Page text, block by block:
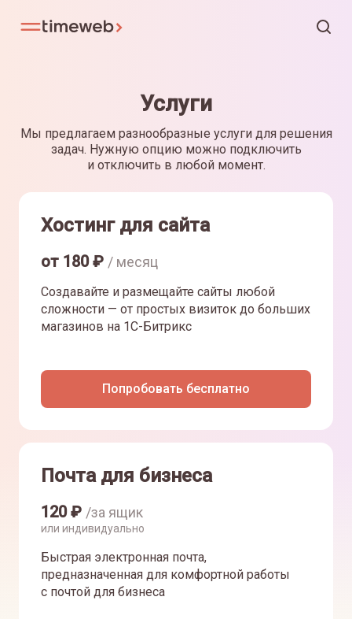
Услуги
Мы предлагаем разнообразные услуги для решения
задач. Нужную опцию можно подключить
и отключить в любой момент.
Хостинг для сайта
от 180₽ / месяц
Создавайте и размещайте сайты любой
сложности — от простых визиток до больших
магазинов на 1С-Битрикс
Попробовать бесплатно
Почта для бизнеса
120₽ /за ящик
или индивидуально
Быстрая электронная почта,
предназначенная для комфортной работы
с почтой для бизнеса